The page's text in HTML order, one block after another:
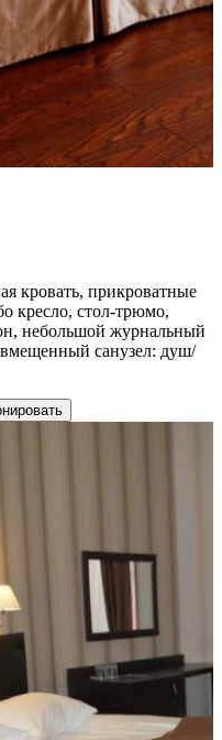
кровать, прикроватные
кресло, стол-трюмо,
небольшой журнальный
санузел: душ/